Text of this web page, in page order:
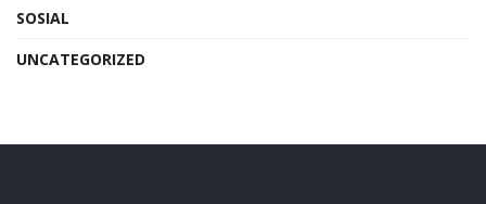
SOSIAL
UNCATEGORIZED